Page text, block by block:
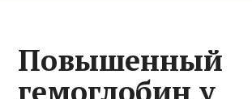
Повышенный